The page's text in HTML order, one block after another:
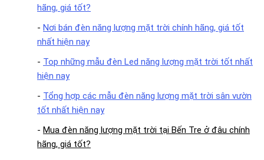
hãng, giá tốt?
- Nơi bán đèn năng lượng mặt trời chính hãng, giá tốt
nhất hiện nay
- Top những mẫu đèn Led năng lượng mặt trời tốt nhất
hiện nay
- Tổng hợp các mẫu đèn năng lượng mặt trời sân vườn
tốt nhất hiện nay
- Mua đèn năng lượng mặt trời tại Bến Tre ở đâu chính
hãng, giá tốt?